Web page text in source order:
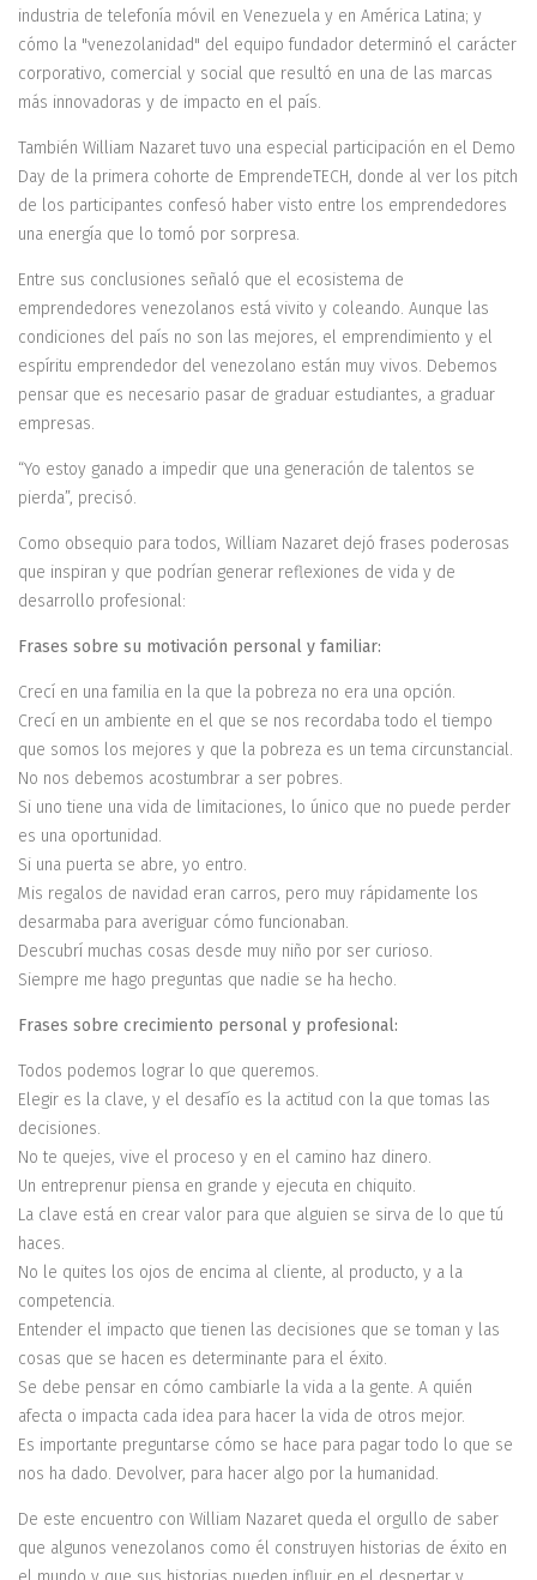
industria de telefonía móvil en Venezuela y en América Latina; y
cómo la "venezolanidad" del equipo fundador determinó el carácter
corporativo, comercial y social que resultó en una de las marcas
más innovadoras y de impacto en el país.
También William Nazaret tuvo una especial participación en el Demo
Day de la primera cohorte de EmprendeTECH, donde al ver los pitch
de los participantes confesó haber visto entre los emprendedores
una energía que lo tomó por sorpresa.
Entre sus conclusiones señaló que el ecosistema de
emprendedores venezolanos está vivito y coleando. Aunque las
condiciones del país no son las mejores, el emprendimiento y el
espíritu emprendedor del venezolano están muy vivos. Debemos
pensar que es necesario pasar de graduar estudiantes, a graduar
empresas.
“Yo estoy ganado a impedir que una generación de talentos se
pierda”, precisó.
Como obsequio para todos, William Nazaret dejó frases poderosas
que inspiran y que podrían generar reflexiones de vida y de
desarrollo profesional:
Frases sobre su motivación personal y familiar:
Crecí en una familia en la que la pobreza no era una opción.
Crecí en un ambiente en el que se nos recordaba todo el tiempo
que somos los mejores y que la pobreza es un tema circunstancial.
No nos debemos acostumbrar a ser pobres.
Si uno tiene una vida de limitaciones, lo único que no puede perder
es una oportunidad.
Si una puerta se abre, yo entro.
Mis regalos de navidad eran carros, pero muy rápidamente los
desarmaba para averiguar cómo funcionaban.
Descubrí muchas cosas desde muy niño por ser curioso.
Siempre me hago preguntas que nadie se ha hecho.
Frases sobre crecimiento personal y profesional:
Todos podemos lograr lo que queremos.
Elegir es la clave, y el desafío es la actitud con la que tomas las
decisiones.
No te quejes, vive el proceso y en el camino haz dinero.
Un entreprenur piensa en grande y ejecuta en chiquito.
La clave está en crear valor para que alguien se sirva de lo que tú
haces.
No le quites los ojos de encima al cliente, al producto, y a la
competencia.
Entender el impacto que tienen las decisiones que se toman y las
cosas que se hacen es determinante para el éxito.
Se debe pensar en cómo cambiarle la vida a la gente. A quién
afecta o impacta cada idea para hacer la vida de otros mejor.
Es importante preguntarse cómo se hace para pagar todo lo que se
nos ha dado. Devolver, para hacer algo por la humanidad.
De este encuentro con William Nazaret queda el orgullo de saber
que algunos venezolanos como él construyen historias de éxito en